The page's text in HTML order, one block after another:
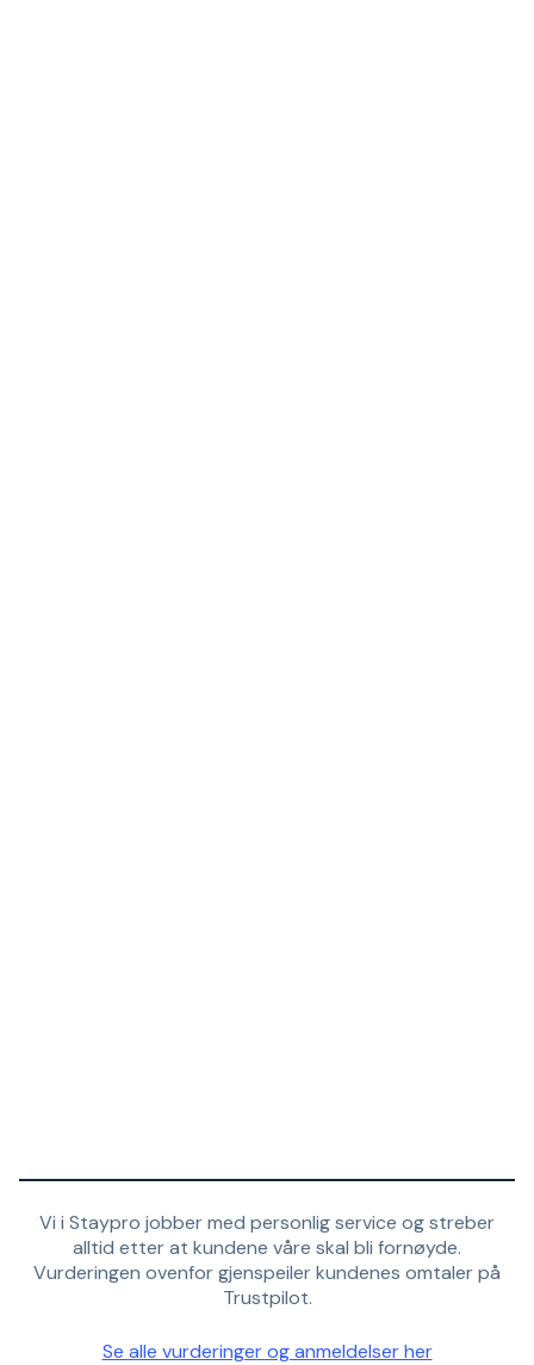
Vi i Staypro jobber med personlig service og streber
alltid etter at kundene våre skal bli fornøyde.
Vurderingen ovenfor gjenspeiler kundenes omtaler på
Trustpilot.
Se alle vurderinger og anmeldelser her